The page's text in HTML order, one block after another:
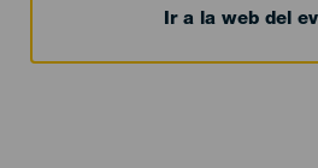
Ir a la web del